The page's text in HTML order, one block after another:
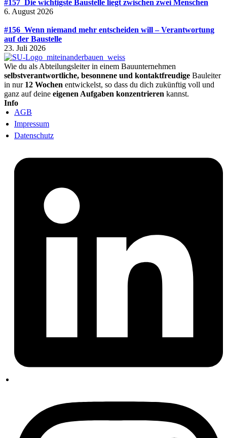
#157_Die wichtigste Baustelle liegt zwischen zwei Menschen
6. August 2026
#156_Wenn niemand mehr entscheiden will – Verantwortung
auf der Baustelle
23. Juli 2026
Wie du als Abteilungsleiter in einem Bauunternehmen
selbstverantwortliche, besonnene und kontaktfreudige Bauleiter
in nur 12 Wochen entwickelst, so dass du dich zukünftig voll und
ganz auf deine eigenen Aufgaben konzentrieren kannst.
Info
AGB
Impressum
Datenschutz